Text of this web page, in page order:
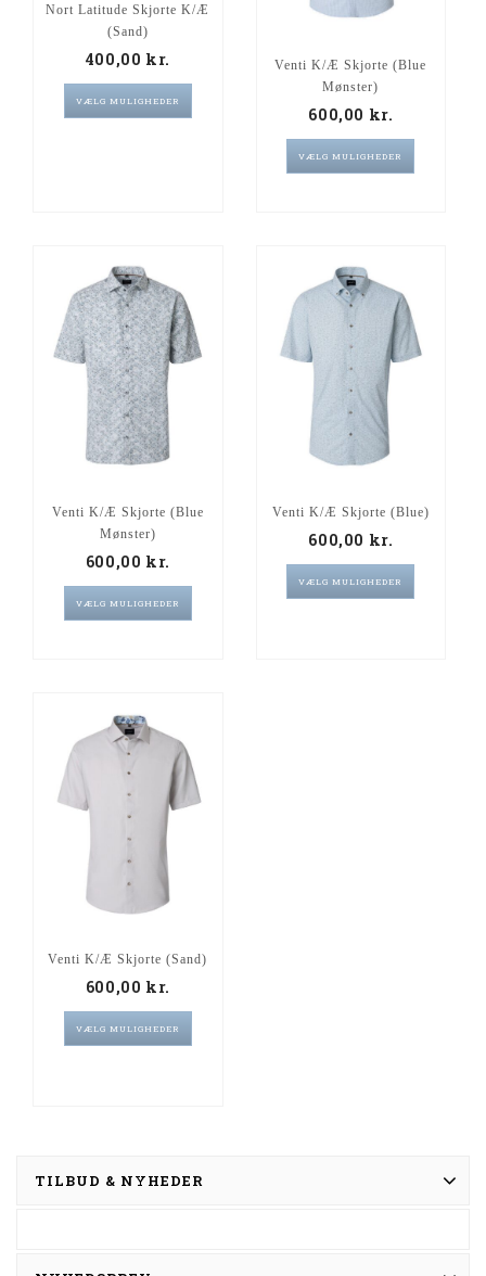
Nort Latitude Skjorte K/æ
(Sand)
400,00kr.
VÆLG MULIGHEDER
Venti K/Æ Skjorte (Blue
Mønster)
600,00 kr.
VÆLG MULIGHEDER
Venti K/Æ Skjorte (Blue
Mønster)
600,00kr.
VÆLG MULIGHEDER
Venti K/Æ Skjorte (Blue)
600,00 kr.
VÆLG MULIGHEDER
Venti K/Æ Skjorte (Sand)
600,00kr.
VÆLG MULIGHEDER
TILBUD & NYHEDER